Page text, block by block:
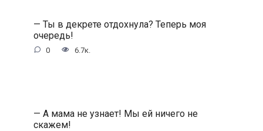
— Ты в декрете отдохнула? Теперь моя
очередь!
0 6.7к.
— А мама не узнает! Мы ей ничего не
скажем!